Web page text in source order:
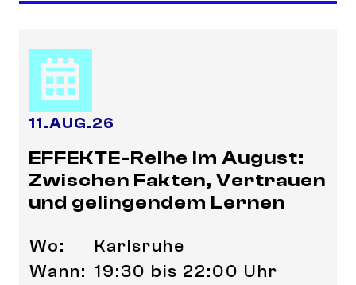
11.AUG.26
EFFEKTE-Reihe im August:
Zwischen Fakten, Vertrauen
und gelingendem Lernen
Wo:
Karlsruhe
Wann: 19:30 bis 22:00 Uhr